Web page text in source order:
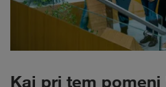
Kaj pri tem